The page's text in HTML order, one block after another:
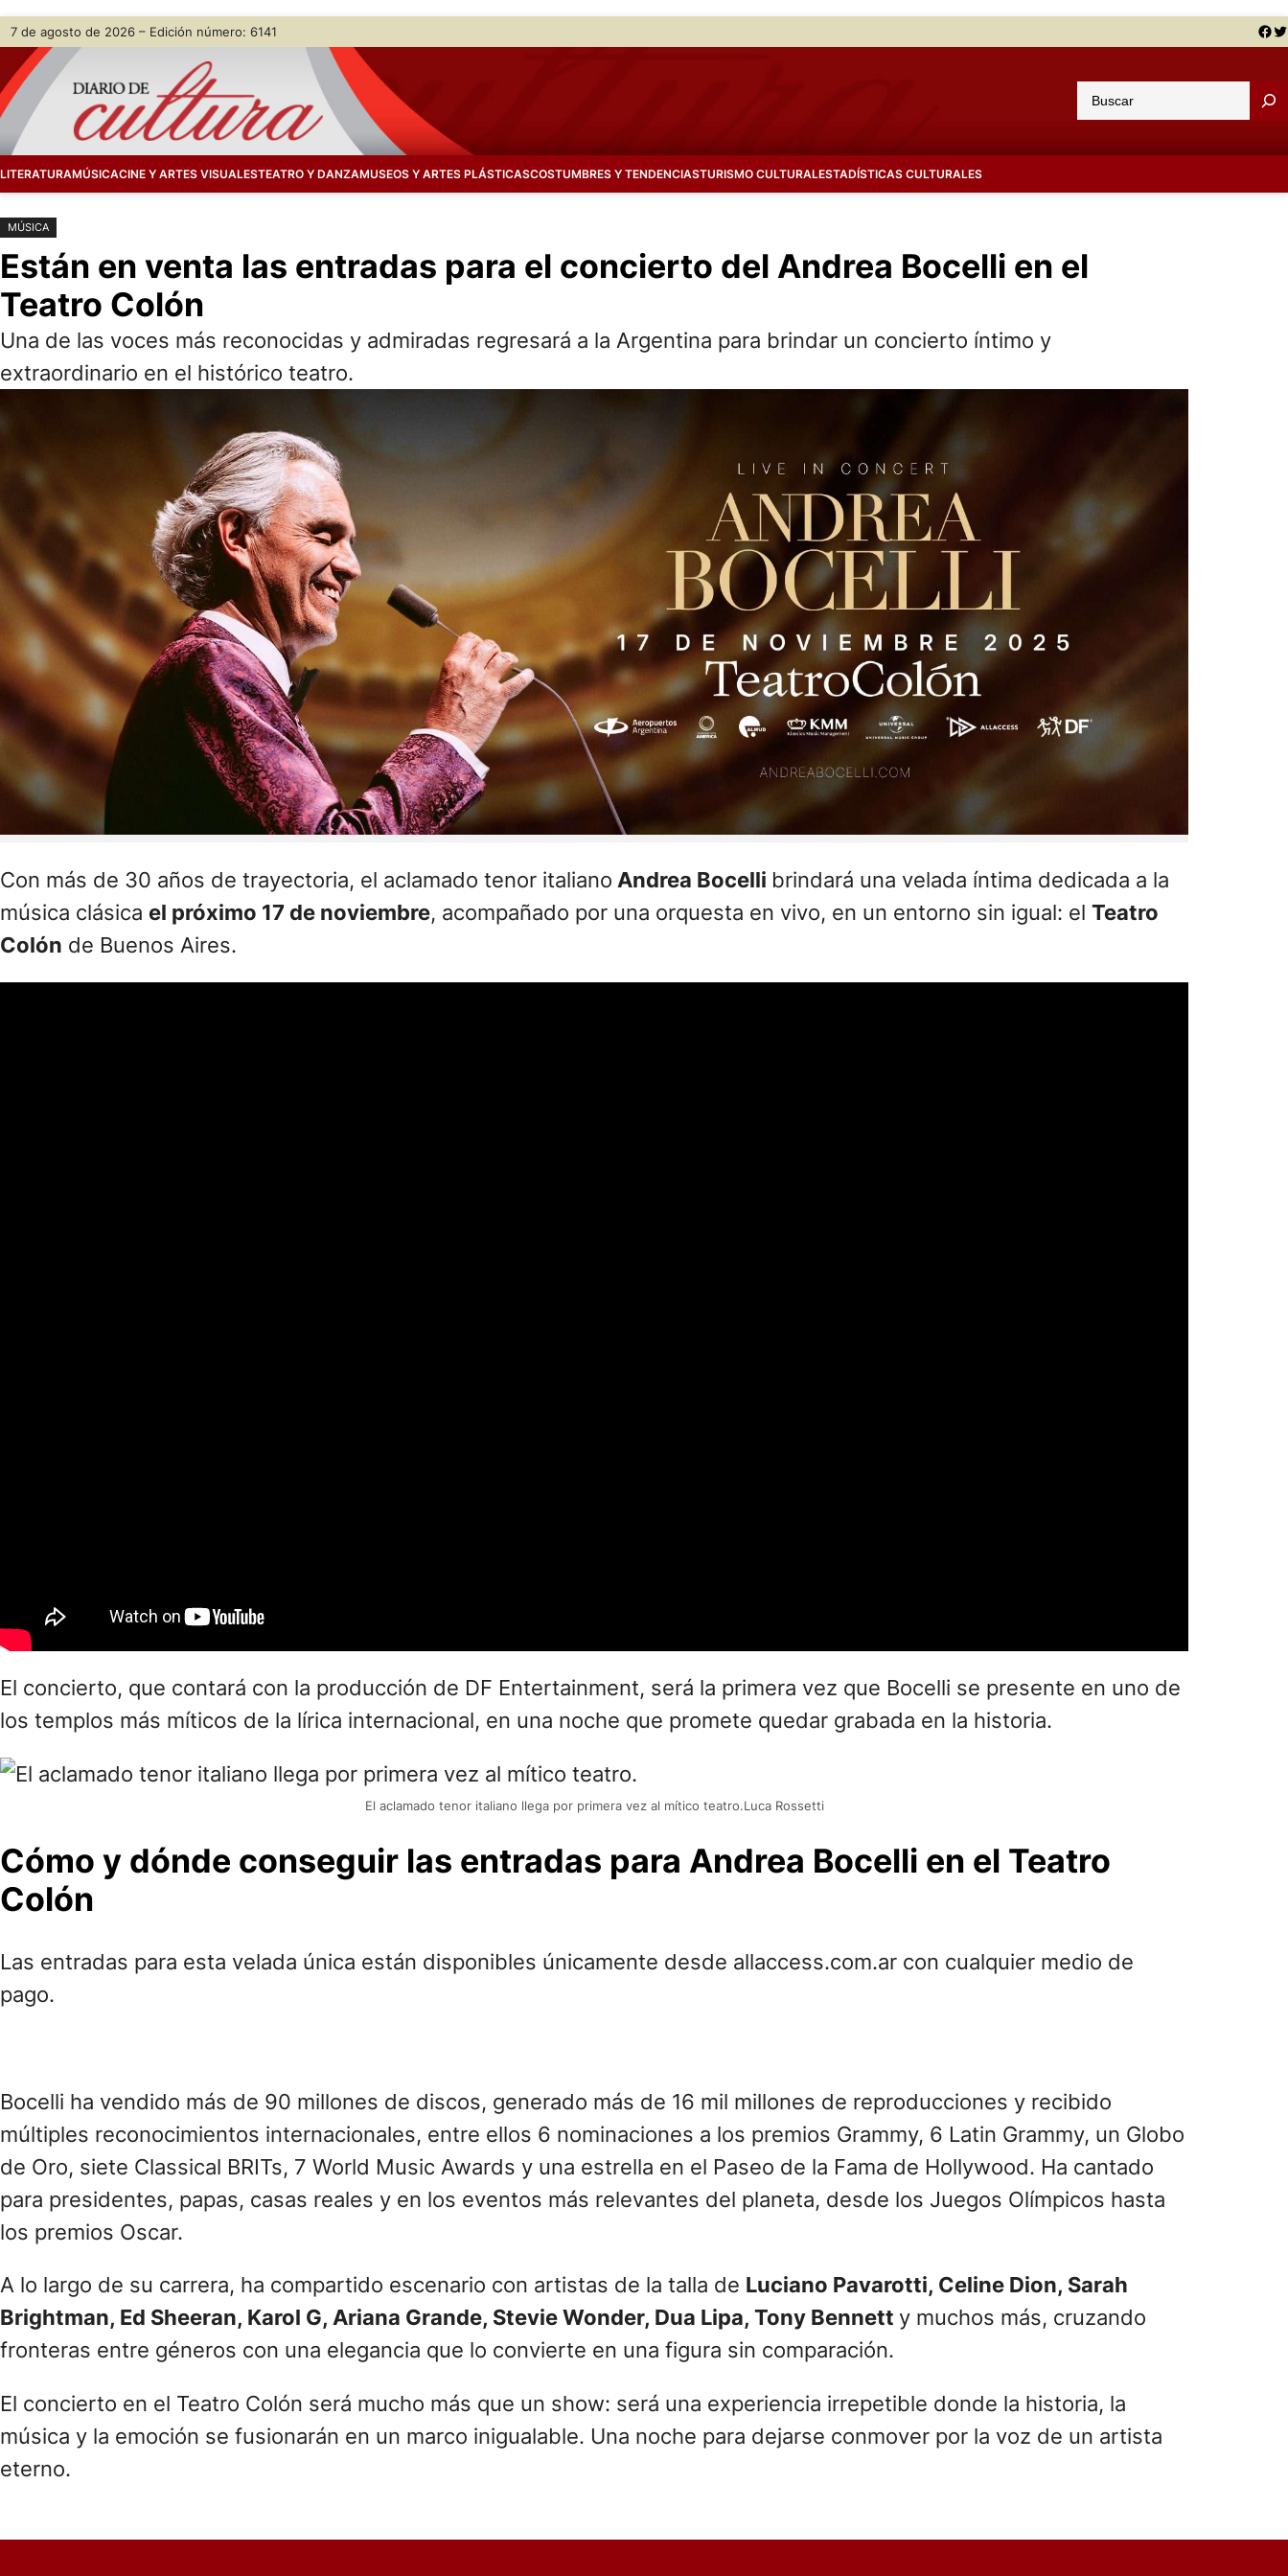
Saltar
contenido
Skip
content
7 de agosto de 2026 – Edición número: 6141 Facebook Twitter
u
a
LITERATURAMÚSICACINE Y ARTES VISUALESTEATRO Y DANZAMUSEOS Y ARTES PLÁSTICASCOSTUMBRES Y TENDENCIASTURISMO CULTURALESTADÍSTICAS CULTURALES
MÚSICA
Están en venta las entradas para el concierto del Andrea Bocelli en el
Teatro Colón
Una de las voces más reconocidas y admiradas regresará a la Argentina para brindar un concierto íntimo y
extraordinario en el histórico teatro.
Con más de 30 años de trayectoria, el aclamado tenor italiano Andrea Bocelli brindará una velada íntima dedicada a la
música clásica el próximo 17 de noviembre, acompañado por una orquesta en vivo, en un entorno sin igual: el Teatro
Colón de Buenos Aires.
El concierto, que contará con la producción de DF Entertainment, será la primera vez que Bocelli se presente en uno de
los templos más míticos de la lírica internacional, en una noche que promete quedar grabada en la historia.
El aclamado tenor italiano llega por primera vez al mítico teatro.Luca Rossetti
Cómo y dónde conseguir las entradas para Andrea Bocelli en el Teatro
Colón
Las entradas para esta velada única están disponibles únicamente desde allaccess.com.ar con cualquier medio de
pago.
Bocelli ha vendido más de 90 millones de discos, generado más de 16 mil millones de reproducciones y recibido
múltiples reconocimientos internacionales, entre ellos 6 nominaciones a los premios Grammy, 6 Latin Grammy, un Globo
de Oro, siete Classical BRITs, 7 World Music Awards y una estrella en el Paseo de la Fama de Hollywood. Ha cantado
para presidentes, papas, casas reales y en los eventos más relevantes del planeta, desde los Juegos Olímpicos hasta
los premios Oscar.
A lo largo de su carrera, ha compartido escenario con artistas de la talla de Luciano Pavarotti, Celine Dion, Sarah
Brightman, Ed Sheeran, Karol G, Ariana Grande, Stevie Wonder, Dua Lipa, Tony Bennett y muchos más, cruzando
fronteras entre géneros con una elegancia que lo convierte en una figura sin comparación.
El concierto en el Teatro Colón será mucho más que un show: será una experiencia irrepetible donde la historia, la
música y la emoción se fusionarán en un marco inigualable. Una noche para dejarse conmover por la voz de un artista
eterno.